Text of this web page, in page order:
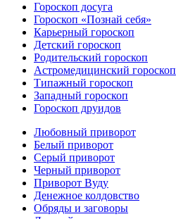
Гороскоп досуга
Гороскоп «Познай себя»
Карьерный гороскоп
Детский гороскоп
Родительский гороскоп
Астромедицинский гороскоп
Типажный гороскоп
Западный гороскоп
Гороскоп друидов
Любовный приворот
Белый приворот
Серый приворот
Черный приворот
Приворот Вуду
Денежное колдовство
Обряды и заговоры